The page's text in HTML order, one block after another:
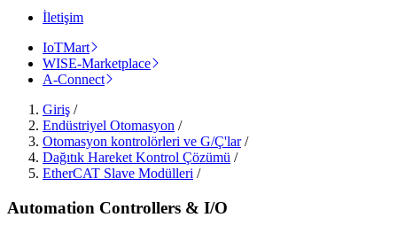
İletişim
IoTMart
WISE-Marketplace
A-Connect
Giriş /
Endüstriyel Otomasyon /
Otomasyon kontrolörleri ve G/Ç'lar/
Dağıtık Hareket Kontrol Çözümü /
EtherCAT Slave Modülleri /
Automation Controllers & I/O